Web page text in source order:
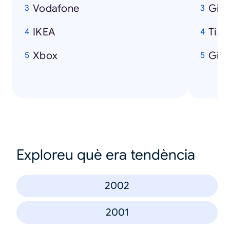
Vodafone
IKEA
Xbox
Gigi
Exploreu què era tendència
2002
2001